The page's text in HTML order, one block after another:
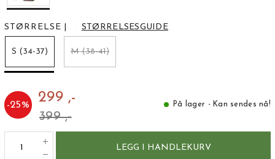
STØRRELSE STØRRELSESGUIDE
S (34-37) M (38-41)
-25% 299 ,-
399 ,-
På lager - Kan sendes nå!
LEGG I HANDLEKURV